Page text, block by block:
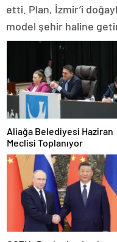
etti. Plan, İzmir’i
model şehir haline
Aliağa Belediyesi Haziran
Meclisi Toplanıyor